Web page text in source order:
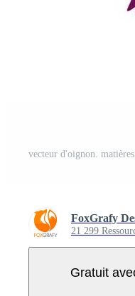
vecteur d'oignon.
FoxGrafy
21 299
Gratuit